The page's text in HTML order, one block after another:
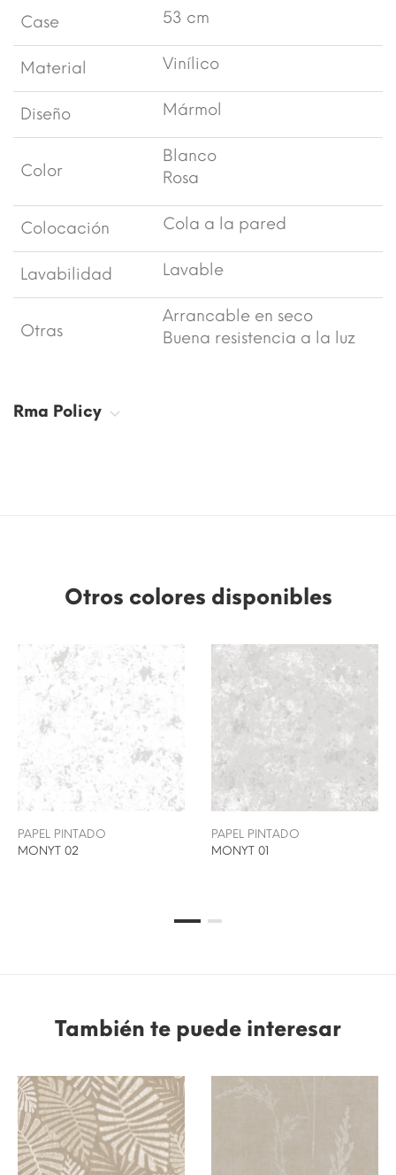
Case 53 cm
Material Vinílico
Diseño Mármol
Color
Blanco
Rosa
Colocación Cola a la pared
Lavabilidad Lavable
Otras
Arrancable en seco
Buena resistencia a la luz
Rma Policy
Otros colores disponibles
PAPEL PINTADO
MONYT 02
PAPEL PINTADO
MONYT 01
También te puede interesar